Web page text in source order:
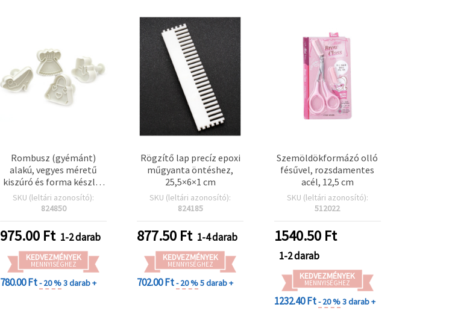
Rombusz (gyémánt)
alakú, vegyes méretű
kiszúró és forma készlet
35 mm-es kinyomóval,
méretek: 46x55 mm,
50x57 mm – 4 db
SKU (leltári azonosító):
824850
975.00 Ft 1-2 darab
KEDVEZMÉNYEK
MENNYISÉGHEZ
780.00 Ft- 20 %3 darab +
Rögzítő lap precíz epoxi
műgyanta öntéshez,
25,5×6×1 cm
SKU (leltári azonosító):
824185
877.50 Ft 1-4 darab
KEDVEZMÉNYEK
MENNYISÉGHEZ
702.00 Ft- 20 %5 darab +
Szemöldökformázó olló
fésűvel, rozsdamentes
acél, 12,5 cm
SKU (leltári azonosító):
512022
1540.50Ft
1-2 darab
KEDVEZMÉNYEK
MENNYISÉGHEZ
1232.40 Ft- 20 %3 darab +